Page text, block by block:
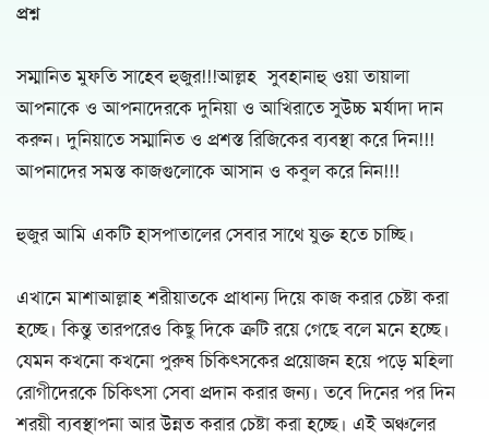
প্রশ্ন
সম্মানিত মুফতি সাহেব হুজুর!!!আল্লহ সুবহানাহু ওয়া তায়ালা
আপনাকে ও আপনাদেরকে দুনিয়া ও আখিরাতে সুউচ্চ মর্যাদা দান
করুন। দুনিয়াতে সম্মানিত ও প্রশস্ত রিজিকের ব্যবস্থা করে দিন!!!
আপনাদের সমস্ত কাজগুলোকে আসান ও কবুল করে নিন!!!
হুজুর আমি একটি হাসপাতালের সেবার সাথে যুক্ত হতে চাচ্ছি।
এখানে মাশাআল্লাহ শরীয়াতকে প্রাধান্য দিয়ে কাজ করার চেষ্টা করা
হচ্ছে। কিন্তু তারপরেও কিছু দিকে ত্রুটি রয়ে গেছে বলে মনে হচ্ছে।
যেমন কখনো কখনো পুরুষ চিকিৎসকের প্রয়োজন হয়ে পড়ে মহিলা
রোগীদেরকে চিকিৎসা সেবা প্রদান করার জন্য। তবে দিনের পর দিন
শরয়ী ব্যবস্থাপনা আর উন্নত করার চেষ্টা করা হচ্ছে। এই অঞ্চলের